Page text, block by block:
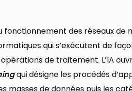
fonctionnement des réseaux de
qui s’exécutent de
de traitement. L’IA
qui désigne les procédés